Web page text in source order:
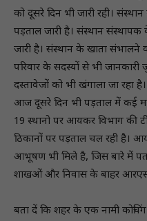
को दूसरे दिन भी जारी रही।
पड़ताल जारी है। संस्थान
जारी है। संस्थान के खाता संभालने
परिवार के सदस्यों से भी जानकारी
दस्तावेजों को भी खंगाला जा रहा
आज दूसरे दिन भी पड़ताल में कई
19 स्थानो पर आयकर विभाग की
ठिकानों पर पड़ताल चल रही है।
आभूषण भी मिले है, जिस बारे में पता
शाखओं और निवास के बाहर
बता दें कि शहर के एक नामी